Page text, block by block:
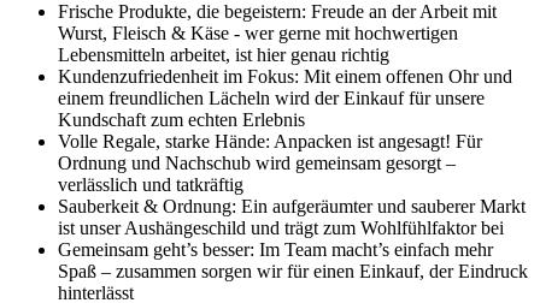
Frische Produkte, die begeistern: Freude an der Arbeit mit
Wurst, Fleisch & Käse - wer gerne mit hochwertigen
Lebensmitteln arbeitet, ist hier genau richtig
Kundenzufriedenheit im Fokus: Mit einem offenen Ohr und
einem freundlichen Lächeln wird der Einkauf für unsere
Kundschaft zum echten Erlebnis
Volle Regale, starke Hände: Anpacken ist angesagt! Für
Ordnung und Nachschub wird gemeinsam gesorgt –
verlässlich und tatkräftig
Sauberkeit & Ordnung: Ein aufgeräumter und sauberer Markt
ist unser Aushängeschild und trägt zum Wohlfühlfaktor bei
Gemeinsam geht’s besser: Im Team macht’s einfach mehr
Spaß – zusammen sorgen wir für einen Einkauf, der Eindruck
hinterlässt